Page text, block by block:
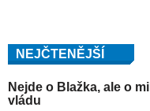
NEJČTENĚJŠÍ
Nejde o Blažka, ale o
vládu